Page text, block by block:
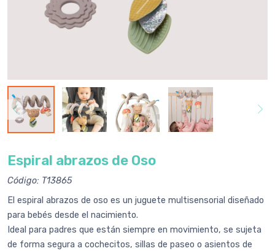
Espiral abrazos de Oso
Código: T13865
El espiral abrazos de oso es un juguete multisensorial diseñado
para bebés desde el nacimiento.
Ideal para padres que están siempre en movimiento, se sujeta
de forma segura a cochecitos, sillas de paseo o asientos de